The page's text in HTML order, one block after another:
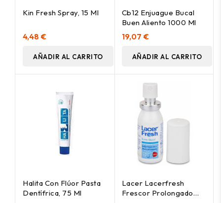
Kin Fresh Spray, 15 Ml
4,48 €
AÑADIR AL CARRITO
Cb12 Enjuague Bucal
Buen Aliento 1000 Ml
19,07 €
AÑADIR AL CARRITO
Halita Con Flúor Pasta
Dentífrica, 75 Ml
Lacer Lacerfresh
Frescor Prolongado